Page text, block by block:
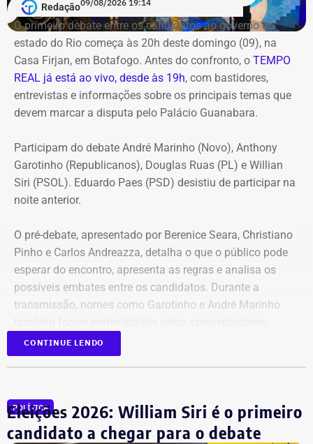
Redação09/08/2026 19:14
O primeiro debate entre os candidatos ao governo do
estado do Rio começa às 20h deste domingo (09), na
Casa Firjan, em Botafogo. Antes do confronto, o TEMPO
REAL já está ao vivo, desde às 19h, com bastidores,
entrevistas e informações sobre os principais temas que
devem marcar a disputa pelo Palácio Guanabara.
Participam do debate André Marinho (Novo), Anthony
Garotinho (Republicanos), Douglas Ruas (PL) e Willian
Siri (PSOL). Eduardo Paes (PSD) desistiu de participar na
noite anterior.
O pré-debate, apresentado por Berenice Seara, Christiano
Pinho e Carlos Andreazza, detalha o que o público pode
esperar do encontro, apresenta as regras e analisa os
possíveis embates entre os candidatos. Durante a
transmissão, nomes como Garotinho e André Marinho
Acompanhe a cobertura especial pelo YouTube e
CONTINUE LENDO
POLÍTICA
Eleições 2026: William Siri é o primeiro
candidato a chegar para o debate